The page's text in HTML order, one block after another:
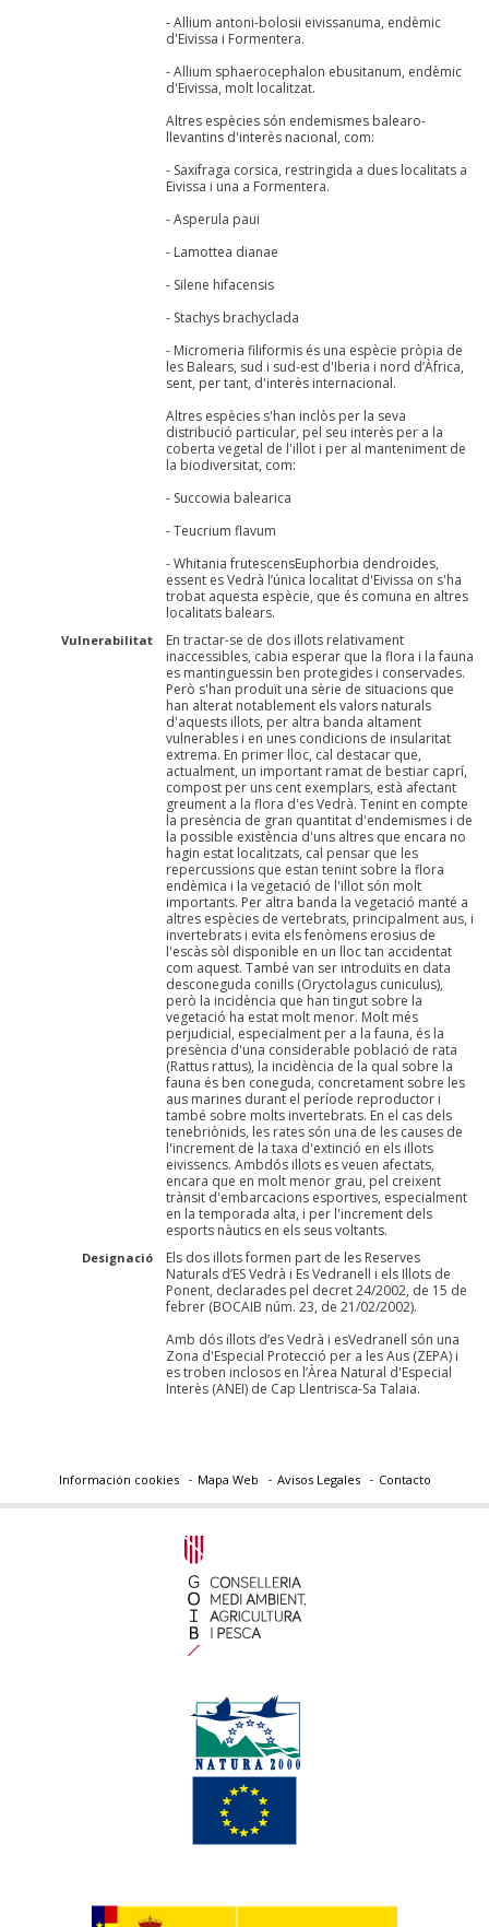
- Allium antoni-bolosii eivissanuma, endèmic
d'Eivissa i Formentera.
- Allium sphaerocephalon ebusitanum, endèmic
d'Eivissa, molt localitzat.
Altres espècies són endemismes balearo-
llevantins d'interès nacional, com:
- Saxifraga corsica, restringida a dues localitats a
Eivissa i una a Formentera.
- Asperula paui
- Lamottea dianae
- Silene hifacensis
- Stachys brachyclada
- Micromeria filiformis és una espècie pròpia de
les Balears, sud i sud-est d'Iberia i nord d’Àfrica,
sent, per tant, d'interès internacional.
Altres espècies s'han inclòs per la seva
distribució particular, pel seu interès per a la
coberta vegetal de l'illot i per al manteniment de
la biodiversitat, com:
- Succowia balearica
- Teucrium flavum
- Whitania frutescensEuphorbia dendroides,
essent es Vedrà l’única localitat d'Eivissa on s'ha
trobat aquesta espècie, que és comuna en altres
localitats balears.
Vulnerabilitat
En tractar-se de dos illots relativament
inaccessibles, cabia esperar que la flora i la fauna
es mantinguessin ben protegides i conservades.
Però s'han produït una sèrie de situacions que
han alterat notablement els valors naturals
d'aquests illots, per altra banda altament
vulnerables i en unes condicions de insularitat
extrema. En primer lloc, cal destacar que,
actualment, un important ramat de bestiar caprí,
compost per uns cent exemplars, està afectant
greument a la flora d'es Vedrà. Tenint en compte
la presència de gran quantitat d'endemismes i de
la possible existència d'uns altres que encara no
hagin estat localitzats, cal pensar que les
repercussions que estan tenint sobre la flora
endèmica i la vegetació de l'illot són molt
importants. Per altra banda la vegetació manté a
altres espècies de vertebrats, principalment aus, i
invertebrats i evita els fenòmens erosius de
l'escàs sòl disponible en un lloc tan accidentat
com aquest. També van ser introduïts en data
desconeguda conills (Oryctolagus cuniculus),
però la incidència que han tingut sobre la
vegetació ha estat molt menor. Molt més
perjudicial, especialment per a la fauna, és la
presència d'una considerable població de rata
(Rattus rattus), la incidència de la qual sobre la
fauna és ben coneguda, concretament sobre les
aus marines durant el període reproductor i
també sobre molts invertebrats. En el cas dels
tenebriònids, les rates són una de les causes de
l'increment de la taxa d'extinció en els illots
eivissencs. Ambdós illots es veuen afectats,
encara que en molt menor grau, pel creixent
trànsit d'embarcacions esportives, especialment
en la temporada alta, i per l'increment dels
esports nàutics en els seus voltants.
Designació
Els dos illots formen part de les Reserves
Naturals d’ES Vedrà i Es Vedranell i els Illots de
Ponent, declarades pel decret 24/2002, de 15 de
febrer (BOCAIB núm. 23, de 21/02/2002).
Amb dós illots d’es Vedrà i esVedranell són una
Zona d'Especial Protecció per a les Aus (ZEPA) i
es troben inclosos en l’Àrea Natural d'Especial
Interès (ANEI) de Cap Llentrisca-Sa Talaia.
Información cookies Mapa Web Avisos Legales Contacto